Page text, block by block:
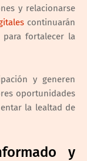
y relacionarse
continuarán
para fortalecer la
y generen
oportunidades
la lealtad de
y